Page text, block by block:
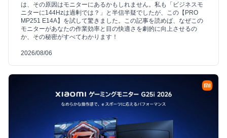
は、その原因はモニターにあるかもしれません。私も「ビジネスモ
ニターに144Hzは過剰では？」と半信半疑でしたが、この【PRO
MP251 E14A】を試して驚きました。この記事を読めば、なぜこの
モニターがあなたの作業効率と目の快適さを劇的に向上させるの
か、その秘密がすべてわかります！
2026/08/06